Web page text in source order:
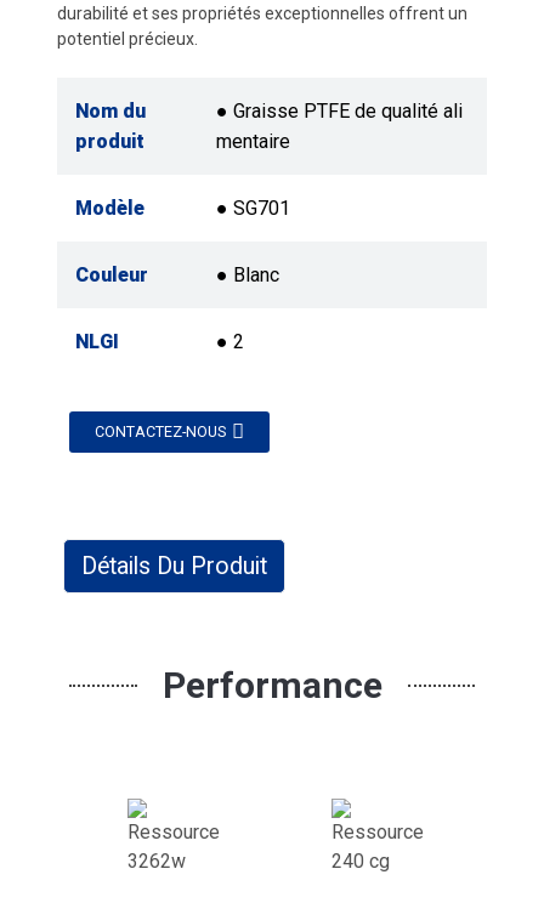
durabilité et ses propriétés exceptionnelles offrent un
potentiel précieux.
Nom du
produit
● Graisse PTFE de qualité ali
mentaire
Modèle ● SG701
Couleur ● Blanc
NLGI ● 2
CONTACTEZ-NOUS
Détails Du Produit
Performance